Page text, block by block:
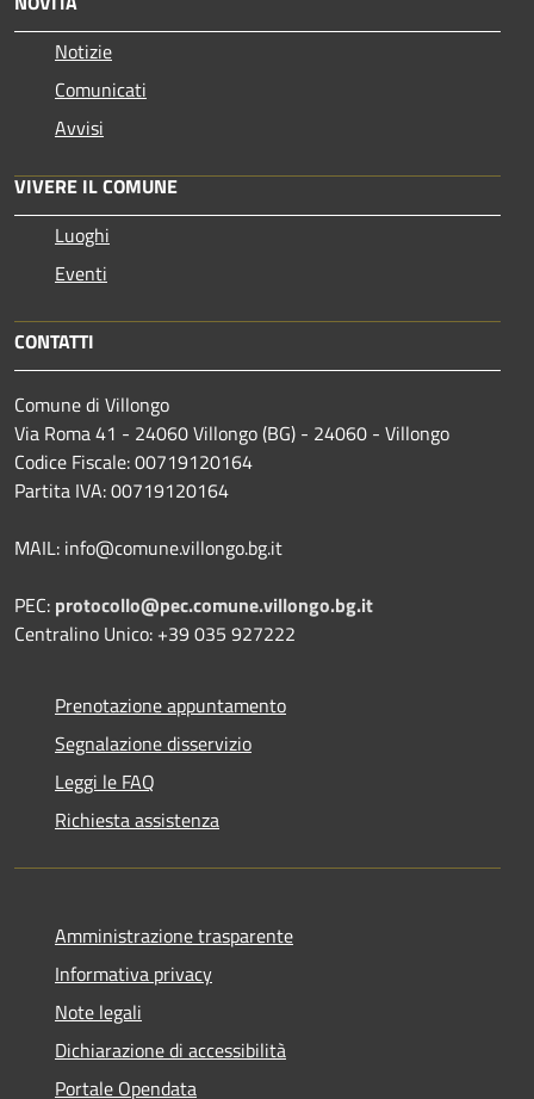
Notizie
Comunicati
Avvisi
VIVERE IL COMUNE
Luoghi
Eventi
CONTATTI
Comune di Villongo
Via Roma 41 - 24060 Villongo (BG) - 24060 - Villongo
Codice Fiscale: 00719120164
Partita IVA: 00719120164
MAIL: info@comune.villongo.bg.it
PEC: protocollo@pec.comune.villongo.bg.it
Centralino Unico: +39 035 927222
Prenotazione appuntamento
Segnalazione disservizio
Leggi le FAQ
Richiesta assistenza
Amministrazione trasparente
Informativa privacy
Note legali
Dichiarazione di accessibilità
Portale Opendata